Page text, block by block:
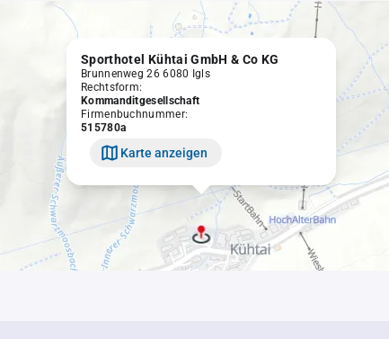
Sporthotel Kühtai GmbH & Co KG
Brunnenweg 26 6080 Igls
Rechtsform:
Kommanditgesellschaft
Firmenbuchnummer:
515780a
Karte anzeigen